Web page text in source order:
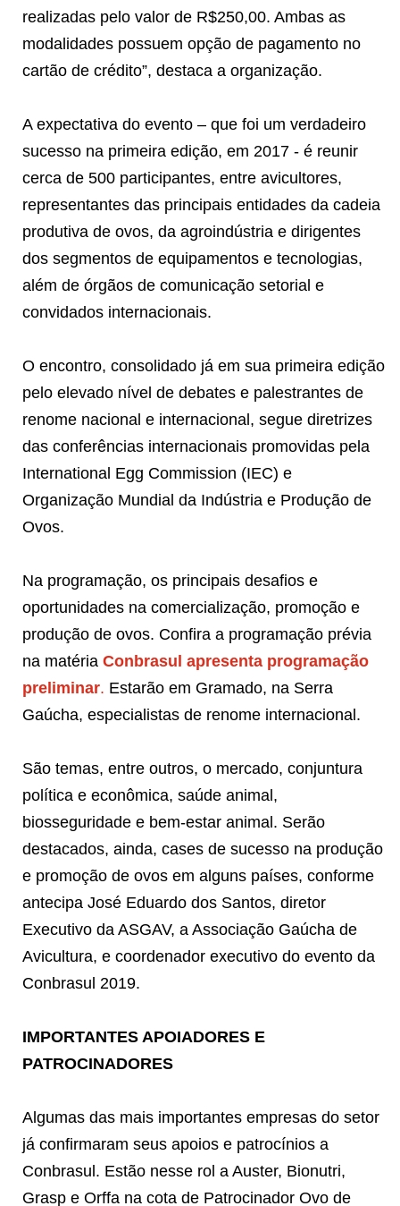
realizadas pelo valor de R$250,00. Ambas as
modalidades possuem opção de pagamento no
cartão de crédito”, destaca a organização.
A expectativa do evento – que foi um verdadeiro
sucesso na primeira edição, em 2017 - é reunir
cerca de 500 participantes, entre avicultores,
representantes das principais entidades da cadeia
produtiva de ovos, da agroindústria e dirigentes
dos segmentos de equipamentos e tecnologias,
além de órgãos de comunicação setorial e
convidados internacionais.
O encontro, consolidado já em sua primeira edição
pelo elevado nível de debates e palestrantes de
renome nacional e internacional, segue diretrizes
das conferências internacionais promovidas pela
International Egg Commission (IEC) e
Organização Mundial da Indústria e Produção de
Ovos.
Na programação, os principais desafios e
oportunidades na comercialização, promoção e
produção de ovos. Confira a programação prévia
na matéria Conbrasul apresenta programação
preliminar. Estarão em Gramado, na Serra
Gaúcha, especialistas de renome internacional.
São temas, entre outros, o mercado, conjuntura
política e econômica, saúde animal,
biosseguridade e bem-estar animal. Serão
destacados, ainda, cases de sucesso na produção
e promoção de ovos em alguns países, conforme
antecipa José Eduardo dos Santos, diretor
Executivo da ASGAV, a Associação Gaúcha de
Avicultura, e coordenador executivo do evento da
Conbrasul 2019.
IMPORTANTES APOIADORES E
PATROCINADORES
Algumas das mais importantes empresas do setor
já confirmaram seus apoios e patrocínios a
Conbrasul. Estão nesse rol a Auster, Bionutri,
Grasp e Orffa na cota de Patrocinador Ovo de